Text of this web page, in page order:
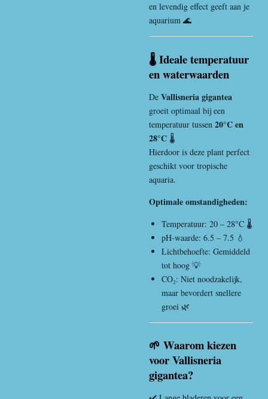
en levendig effect geeft aan je
aquarium 🌊
🌡️ Ideale temperatuur
en waterwaarden
De Vallisneria gigantea
groeit optimaal bij een
temperatuur tussen 20°C en
28°C 🌡️
Hierdoor is deze plant perfect
geschikt voor tropische
aquaria.
Optimale omstandigheden:
Temperatuur: 20 – 28°C 🌡️
pH-waarde: 6.5 – 7.5 💧
Lichtbehoefte: Gemiddeld
tot hoog 💡
CO₂: Niet noodzakelijk,
maar bevordert snellere
groei 🌿
🌱 Waarom kiezen
voor Vallisneria
gigantea?